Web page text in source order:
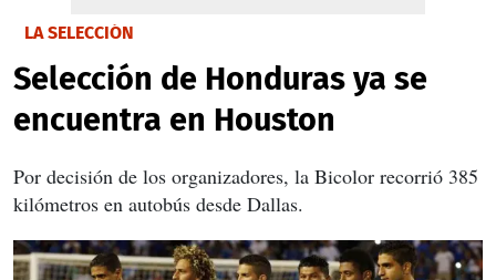
LA SELECCIÓN
Selección de Honduras ya se
encuentra en Houston
Por decisión de los organizadores, la Bicolor recorrió 385
kilómetros en autobús desde Dallas.